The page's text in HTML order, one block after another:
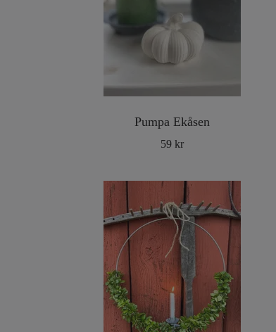
Pumpa Ekåsen
59 kr